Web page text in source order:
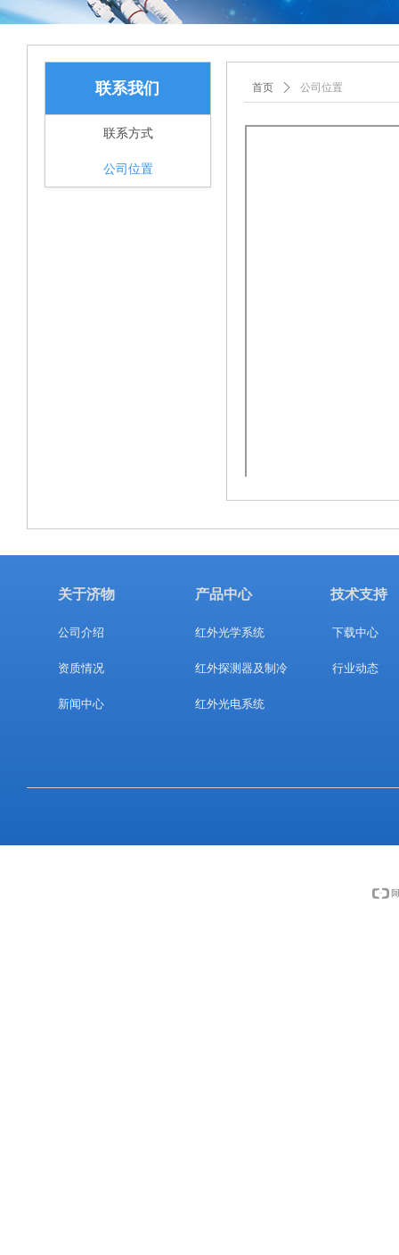
首页 ꄲ 公司位置
联系我们
联系方式
公司位置
公司介绍
资质情况
新闻中心
关于济物
红外光学系统
红外探测器及制冷
红外光电系统
产品中心
下载中心
行业动态
技术支持